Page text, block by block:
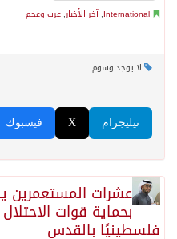
International
, آخر الأخبار, عرب وعجم
لا يوجد وسوم
فيسبوك X تيليجرام
عشرات المستعمرين
فلسطينيًا بالقدس